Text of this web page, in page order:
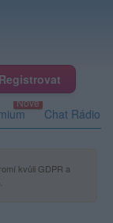
Registrovat
Chat Rádio
kvůli GDPR a